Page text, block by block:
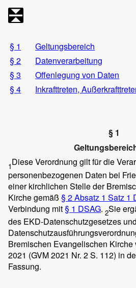
§ 1
Geltungsbereich
§ 2
Datenverarbeitung
§ 3
Offenlegung von Daten
§ 4
Inkrafttreten,
§ 1
1Diese Verordnung gilt für die
personenbezogenen Daten bei
einer kirchlichen Stelle der
Kirche gemäß § 2 Absatz 1 Satz 1
Verbindung mit§ 1 DSAG. 2Sie
des EKD-Datenschutzgesetzes
Bremischen Evangelischen Kirche
2021 (GVM 2021 Nr. 2 S. 112) in
Fassung.